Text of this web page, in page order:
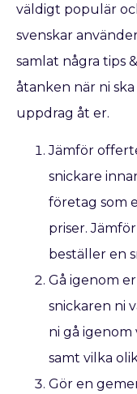
väldigt populär
svenskar
samlat några tips
åtanken när ni
uppdrag åt er.
Jämför
snickare
företag som
priser.
beställer en
Gå igenom
snickaren ni
ni gå
samt vilka
Gör en